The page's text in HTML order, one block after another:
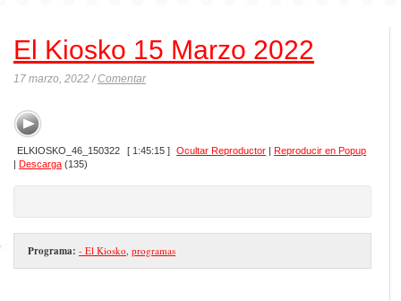
El Kiosko 15 Marzo 2022
17 marzo, 2022 /Comentar
ELKIOSKO_46_150322 [ 1:45:15 ] Ocultar Reproductor |Reproducir en Popup
| Descarga (135)
Programa: - El Kiosko programas